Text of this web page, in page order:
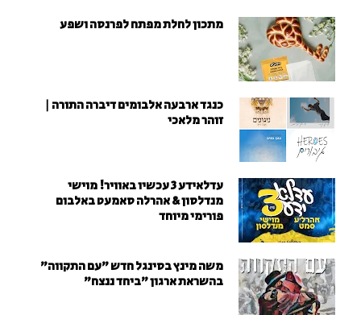
מתכון לחלת מפתח לפרנסה ושפע
כנגד ארבעה אלבומים דיברה התורה |
זוהר מלאכי
עדלאידע 3 עכשיו באוויר! מוישי
מנדלסון & אהרלה סאמעט באלבום
פורימי מיוחד
משה מינץ בסינגל חדש ״עם התקווה״
בהשראת ארגון "ביחד ננצח"